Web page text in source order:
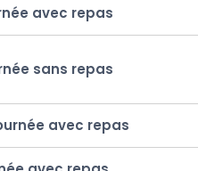
avec repas
sans repas
avec repas